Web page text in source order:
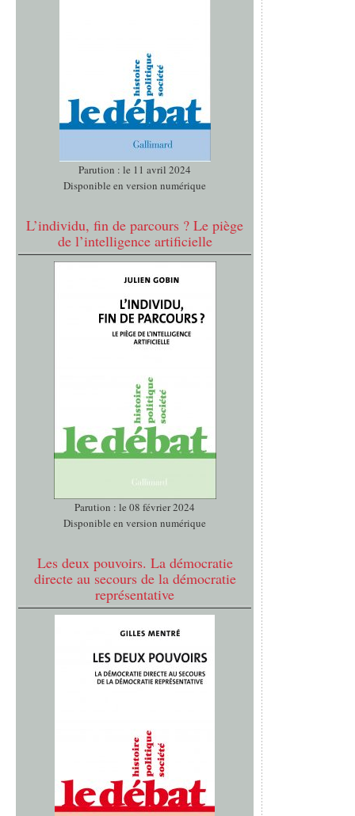
Parution : le 11 avril 2024
Disponible en version numérique
L’individu, fin de parcours ? Le piège
de l’intelligence artificielle
Parution : le 08 février 2024
Disponible en version numérique
Les deux pouvoirs. La démocratie
directe au secours de la démocratie
représentative